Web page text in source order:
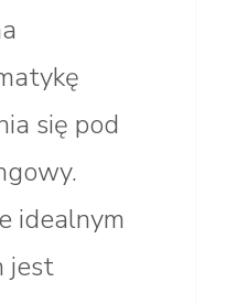
się pod
idealnym
jest